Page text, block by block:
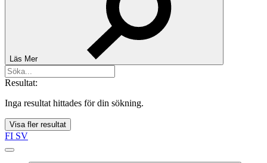
Läs Mer
Resultat:
Inga resultat hittades för din sökning.
Visa fler resultat
FI SV